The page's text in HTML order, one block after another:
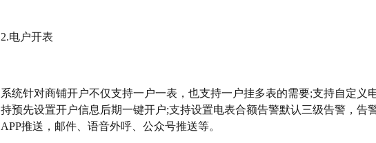
2.电户开表
系统针对商铺开户不仅支持一户一表，也支持一户挂多表的需要;支持自定义
持预先设置开户信息后期一键开户;支持设置电表合额告警默认三级告警，告
APP推送，邮件、语音外呼、公众号推送等。